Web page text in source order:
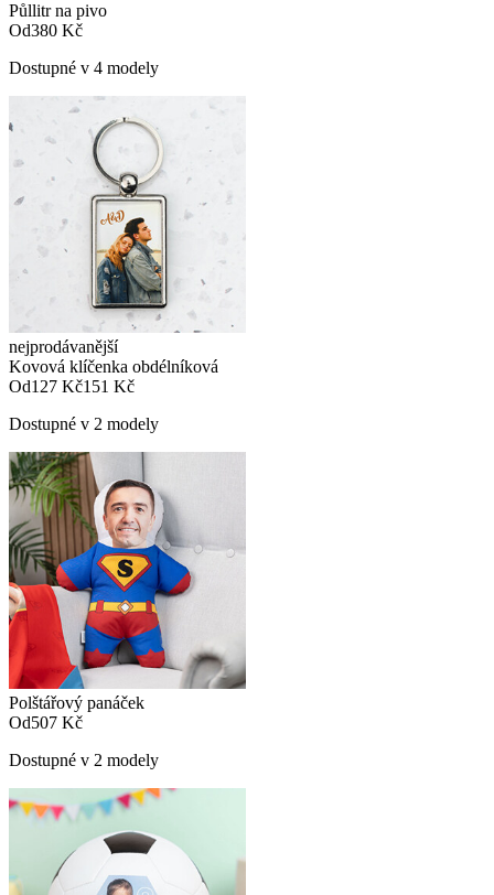
Půllitr na pivo
Od380 Kč
Dostupné v 4 modely
nejprodávanější
Kovová klíčenka obdélníková
Od127 Kč151 Kč
Dostupné v 2 modely
Polštářový panáček
Od507 Kč
Dostupné v 2 modely